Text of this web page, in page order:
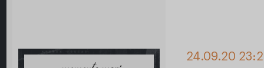
24.09.20